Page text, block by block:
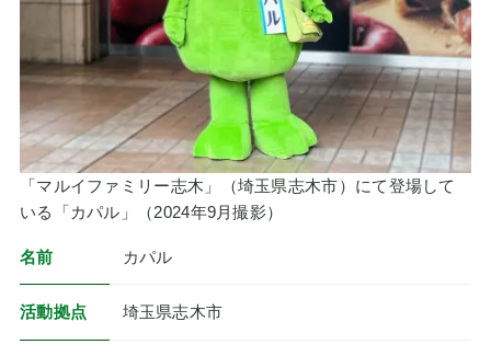
「マルイファミリー志木」（埼玉県志木市）にて登場して
いる「カパル」（2024年9月撮影）
名前 カパル
活動拠点 埼玉県志木市